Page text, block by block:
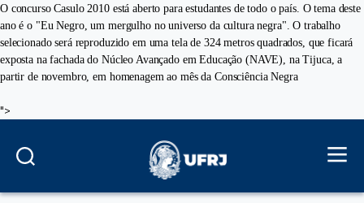
O concurso Casulo 2010 está aberto para estudantes de todo o país. O tema deste
ano é o "Eu Negro, um mergulho no universo da cultura negra". O trabalho
selecionado será reproduzido em uma tela de 324 metros quadrados, que ficará
exposta na fachada do Núcleo Avançado em Educação (NAVE), na Tijuca, a
partir de novembro, em homenagem ao mês da Consciência Negra
">